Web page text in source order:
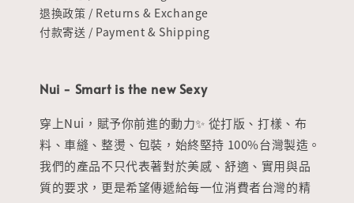
退換政策 / Returns & Exchange
付款寄送 / Payment & Shipping
Nui - Smart is the new Sexy
穿上Nui，賦予你前進的動力✨ 從打版、打樣、布
料、車縫、整燙、包裝，始終堅持 100%台灣製造。
我們的產品不只代表著對於美感、舒適、實用與品
質的要求，更是希望傳遞給每一位消費者台灣的精